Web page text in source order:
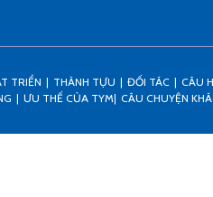
TRIỂN THÀNH TỰU ĐỐI TÁC
CÂU
ƯU THẾ CỦA TYM CÂU CHUYỆN